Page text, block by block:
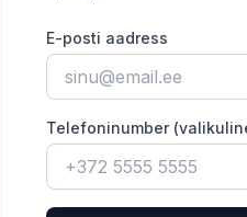
E-posti aadress
Telefoninumber